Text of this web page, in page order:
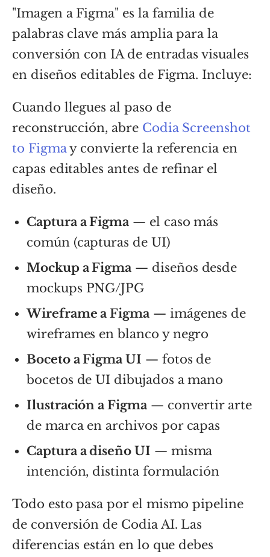
"Imagen a Figma" es la familia de
palabras clave más amplia para la
conversión con IA de entradas visuales
en diseños editables de Figma. Incluye:
Cuando llegues al paso de
reconstrucción, abre Codia Screenshot
to Figma y convierte la referencia en
capas editables antes de refinar el
diseño.
Captura a Figma — el caso más
común (capturas de UI)
Mockup a Figma — diseños desde
mockups PNG/JPG
Wireframe a Figma— imágenes de
wireframes en blanco y negro
Boceto a Figma UI — fotos de
bocetos de UI dibujados a mano
Ilustración a Figma— convertir arte
de marca en archivos por capas
Captura a diseño UI — misma
intención, distinta formulación
Todo esto pasa por el mismo pipeline
de conversión de Codia AI. Las
diferencias están en lo que debes